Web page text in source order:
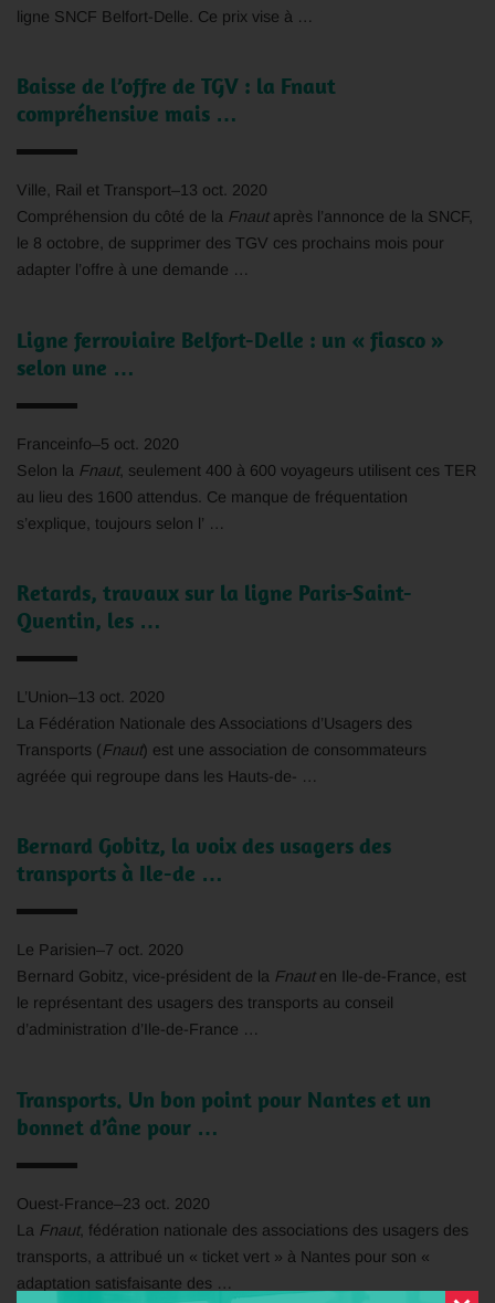
ligne SNCF Belfort-Delle. Ce prix vise à …
Baisse de l’offre de TGV : la Fnaut
compréhensive mais …
Ville, Rail et Transport–13 oct. 2020
Compréhension du côté de la Fnautaprès l’annonce de la SNCF,
le 8 octobre, de supprimer des TGV ces prochains mois pour
adapter l’offre à une demande …
Ligne ferroviaire Belfort-Delle : un « fiasco »
selon une …
Franceinfo–5 oct. 2020
Selon la Fnaut, seulement 400 à 600 voyageurs utilisent ces TER
au lieu des 1600 attendus. Ce manque de fréquentation
s’explique, toujours selon l’ …
Retards, travaux sur la ligne Paris-Saint-
Quentin, les …
L’Union–13 oct. 2020
La Fédération Nationale des Associations d’Usagers des
Transports (Fnaut) est une association de consommateurs
agréée qui regroupe dans les Hauts-de- …
Bernard Gobitz, la voix des usagers des
transports à Ile-de …
Le Parisien–7 oct. 2020
Bernard Gobitz, vice-président de la Fnauten Ile-de-France, est
le représentant des usagers des transports au conseil
d’administration d’Ile-de-France …
Transports. Un bon point pour Nantes et un
bonnet d’âne pour …
Ouest-France–23 oct. 2020
La Fnaut, fédération nationale des associations des usagers des
transports, a attribué un « ticket vert » à Nantes pour son «
adaptation satisfaisante des …